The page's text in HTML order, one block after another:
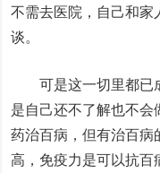
不需去医院，自己和家
谈。
可是这一切里都已
是自己还不了解也不会
药治百病，但有治百病
高，免疫力是可以抗百